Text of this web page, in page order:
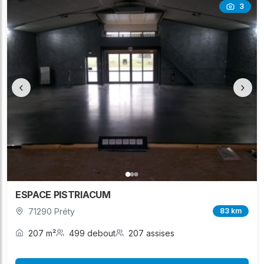
3
‹ ›
ESPACE PISTRIACUM
71290 Préty 83 km
207 m² 499 debout 207 assises